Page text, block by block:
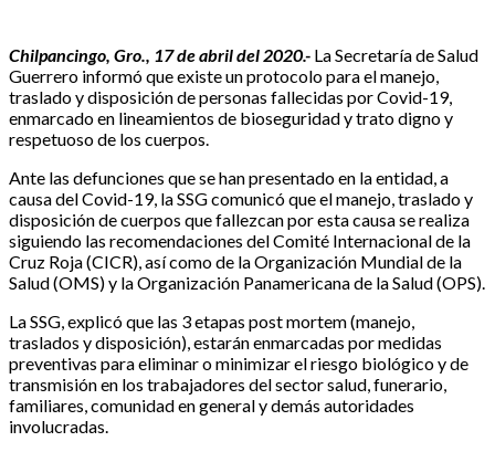
Chilpancingo, Gro., 17 de abril del 2020.- La Secretaría de Salud
Guerrero informó que existe un protocolo para el manejo,
traslado y disposición de personas fallecidas por Covid-19,
enmarcado en lineamientos de bioseguridad y trato digno y
respetuoso de los cuerpos.
Ante las defunciones que se han presentado en la entidad, a
causa del Covid-19, la SSG comunicó que el manejo, traslado y
disposición de cuerpos que fallezcan por esta causa se realiza
siguiendo las recomendaciones del Comité Internacional de la
Cruz Roja (CICR), así como de la Organización Mundial de la
Salud (OMS) y la Organización Panamericana de la Salud (OPS).
La SSG, explicó que las 3 etapas post mortem (manejo,
traslados y disposición), estarán enmarcadas por medidas
preventivas para eliminar o minimizar el riesgo biológico y de
transmisión en los trabajadores del sector salud, funerario,
familiares, comunidad en general y demás autoridades
involucradas.